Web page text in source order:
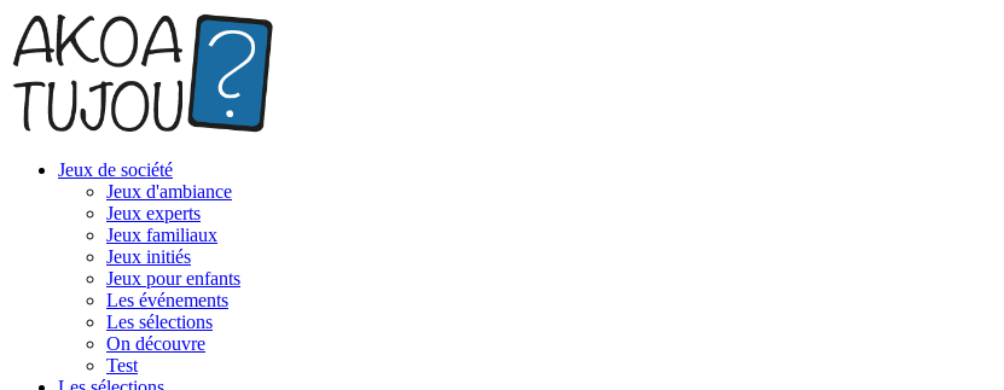
Jeux de société
Jeux d'ambiance
Jeux experts
Jeux familiaux
Jeux initiés
Jeux pour enfants
Les événements
Les sélections
On découvre
Test